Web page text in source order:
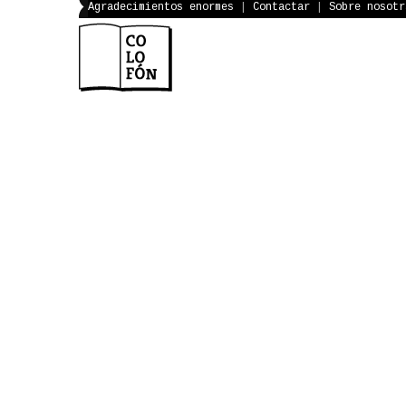
Agradecimientos enormes Contactar Sobre